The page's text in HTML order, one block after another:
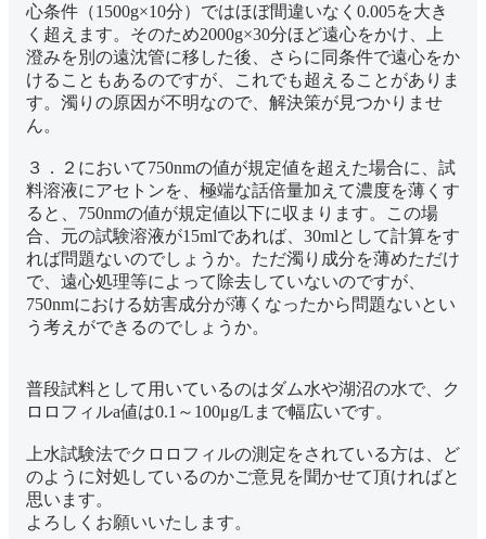
心条件（1500g×10分）ではほぼ間違いなく0.005を大き
く超えます。そのため2000g×30分ほど遠心をかけ、上
澄みを別の遠沈管に移した後、さらに同条件で遠心をか
けることもあるのですが、これでも超えることがありま
す。濁りの原因が不明なので、解決策が見つかりませ
ん。
３．２において750nmの値が規定値を超えた場合に、試
料溶液にアセトンを、極端な話倍量加えて濃度を薄くす
ると、750nmの値が規定値以下に収まります。この場
合、元の試験溶液が15mlであれば、30mlとして計算をす
れば問題ないのでしょうか。ただ濁り成分を薄めただけ
で、遠心処理等によって除去していないのですが、
750nmにおける妨害成分が薄くなったから問題ないとい
う考えができるのでしょうか。
普段試料として用いているのはダム水や湖沼の水で、ク
ロロフィルa値は0.1～100μg/Lまで幅広いです。
上水試験法でクロロフィルの測定をされている方は、ど
のように対処しているのかご意見を聞かせて頂ければと
思います。
よろしくお願いいたします。